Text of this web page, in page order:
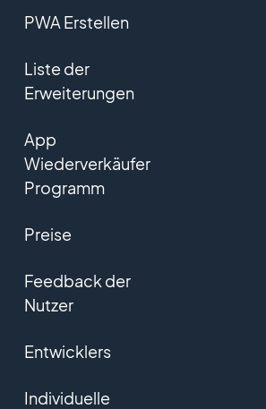
PWA Erstellen
Liste der
Erweiterungen
App
Wiederverkäufer
Programm
Preise
Feedback der
Nutzer
Entwicklers
Individuelle